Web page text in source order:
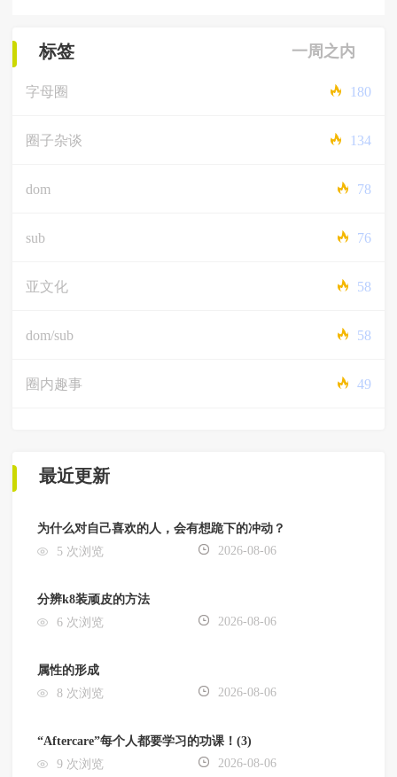
标签 一周之内
字母圈 180
圈子杂谈 134
dom 78
sub 76
亚文化 58
dom/sub 58
圈内趣事 49
最近更新
为什么对自己喜欢的人，会有想跪下的冲动？
5 次浏览
2026-08-06
分辨k8装顽皮的方法
6 次浏览
2026-08-06
属性的形成
8 次浏览
2026-08-06
“Aftercare”每个人都要学习的功课！(3)
9 次浏览
2026-08-06